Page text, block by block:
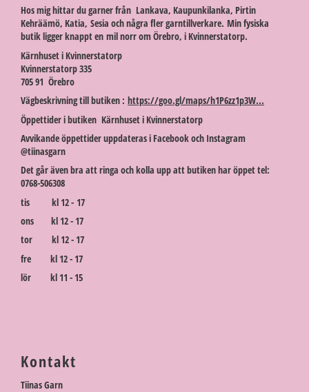
Hos mig hittar du garner från Lankava, Kaupunkilanka, Pirtin
Kehräämö, Katia, Sesia och några fler garntillverkare. Min fysiska
butik ligger knappt en mil norr om Örebro, i Kvinnerstatorp.
Kärnhuset i Kvinnerstatorp
Kvinnerstatorp 335
705 91 Örebro
Vägbeskrivning till butiken : https://goo.gl/maps/h1P6zz1p3W...
Öppettider i butiken Kärnhuset i Kvinnerstatorp
Avvikande öppettider uppdateras i Facebook och Instagram
@tiinasgarn
Det går även bra att ringa och kolla upp att butiken har öppet tel:
0768-506308
tis kl 12 - 17
ons kl 12 - 17
tor kl 12 - 17
fre kl 12 - 17
lör kl 11 - 15
Kontakt
Tiinas Garn